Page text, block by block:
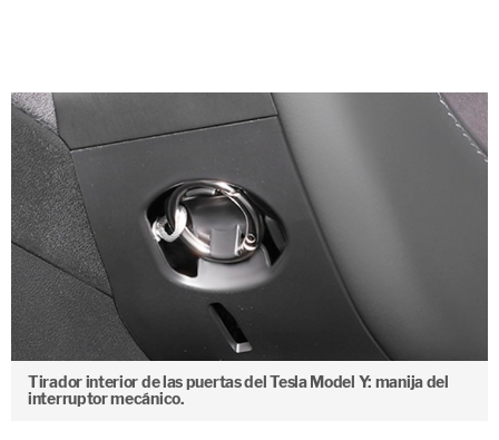
Tirador interior de las puertas del Tesla Model Y: manija del
interruptor mecánico.